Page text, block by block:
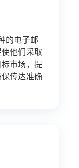
的电子邮
他们采取
市场，提
传达准确